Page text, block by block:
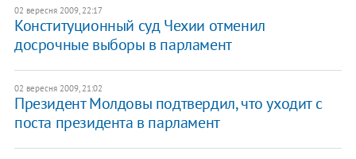
02 вересня 2009, 22:17
Конституционный суд Чехии отменил
досрочные выборы в парламент
02 вересня 2009, 21:02
Президент Молдовы подтвердил, что уходит с
поста президента в парламент